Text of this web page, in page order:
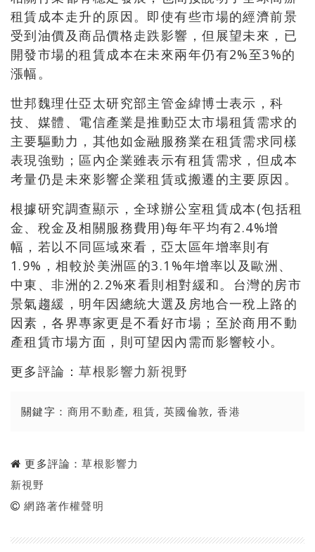
租賃成本走升的原因。即使有些市場的經濟前景
受到油價及商品價格走跌影響，但展望未來，已
開發市場的租賃成本在未來兩年仍有2%至3%的
漲幅。
世邦魏理仕亞太研究部主管金緯博士表示，科
技、媒體、電信產業是推動亞太市場租賃需求的
主要驅動力，其他如金融服務業在租賃需求同樣
表現強勁；區內企業雖表示有租賃需求，但成本
考量仍是未來影響企業租賃或搬遷的主要原因。
根據研究調查顯示，全球辦公室租賃成本(包括租
金、稅金及相關服務費用)每年平均有2.4%增
幅，若以不同區域來看，亞太區年增率則有
1.9%，相較於美洲區的3.1%年增率以及歐洲、
中東、非洲的2.2%來看則相對緩和。台灣的房市
景氣趨緩，明年因總統大選及房地合一稅上路的
因素，各界專家更是不看好市場；至於商用不動
產租賃市場方面，則可望因內需而影響較小。
更多評論：草根影響力新視野
關鍵字： 商用不動產, 租賃, 英國倫敦,香港
更多評論：草根影響力
新視野
網路著作權聲明